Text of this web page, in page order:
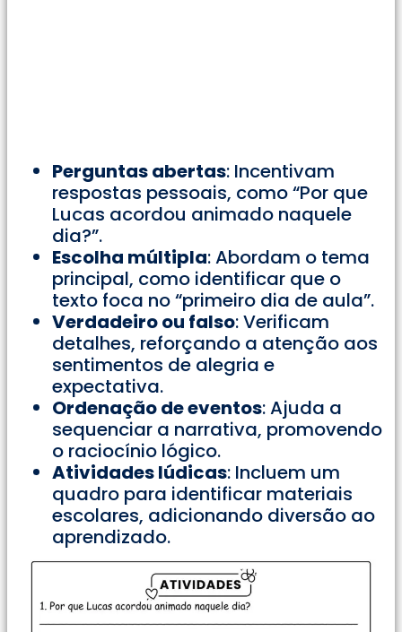
Perguntas abertas: Incentivam
respostas pessoais, como “Por que
Lucas acordou animado naquele
dia?”.
Escolha múltipla: Abordam o tema
principal, como identificar que o
texto foca no “primeiro dia de aula”.
Verdadeiro ou falso: Verificam
detalhes, reforçando a atenção aos
sentimentos de alegria e
expectativa.
Ordenação de eventos: Ajuda a
sequenciar a narrativa, promovendo
o raciocínio lógico.
Atividades lúdicas: Incluem um
quadro para identificar materiais
escolares, adicionando diversão ao
aprendizado.